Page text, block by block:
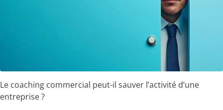
Le coaching commercial peut-il sauver l’activité d’une
entreprise ?